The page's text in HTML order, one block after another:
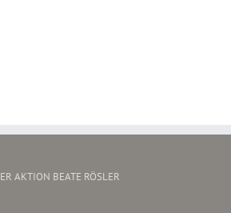
AKTION BEATE RÖSLER